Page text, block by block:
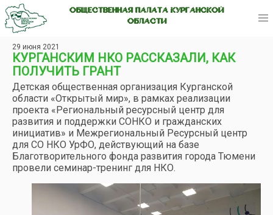
ОБЩЕСТВЕННАЯ ПАЛАТА КУРГАНСКОЙ
ОБЛАСТИ
29 июня 2021
КУРГАНСКИМ НКО РАССКАЗАЛИ, КАК
ПОЛУЧИТЬ ГРАНТ
Детская общественная организация Курганской
области «Открытый мир», в рамках реализации
проекта «Региональный ресурсный центр для
развития и поддержки СОНКО и гражданских
инициатив» и Межрегиональный Ресурсный центр
для СО НКО УрФО, действующий на базе
Благотворительного фонда развития города Тюмени
провели семинар-тренинг для НКО.